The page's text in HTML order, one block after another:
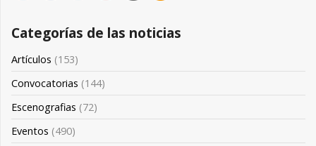
Categorías de las noticias
Artículos (153)
Convocatorias (144)
Escenografias (72)
Eventos (490)